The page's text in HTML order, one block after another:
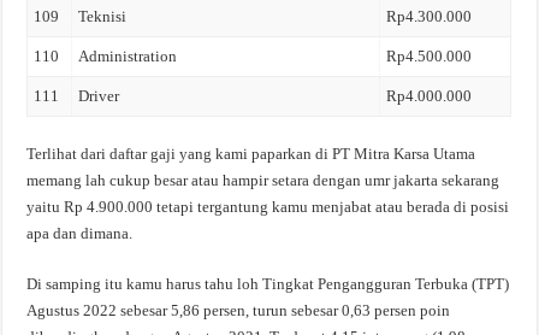
109 Teknisi Rp4.300.000
110 Administration Rp4.500.000
111 Driver Rp4.000.000
Terlihat dari daftar gaji yang kami paparkan di PT Mitra Karsa Utama
memang lah cukup besar atau hampir setara dengan umr jakarta sekarang
yaitu Rp 4.900.000 tetapi tergantung kamu menjabat atau berada di posisi
apa dan dimana.
Di samping itu kamu harus tahu loh Tingkat Pengangguran Terbuka (TPT)
Agustus 2022 sebesar 5,86 persen, turun sebesar 0,63 persen poin